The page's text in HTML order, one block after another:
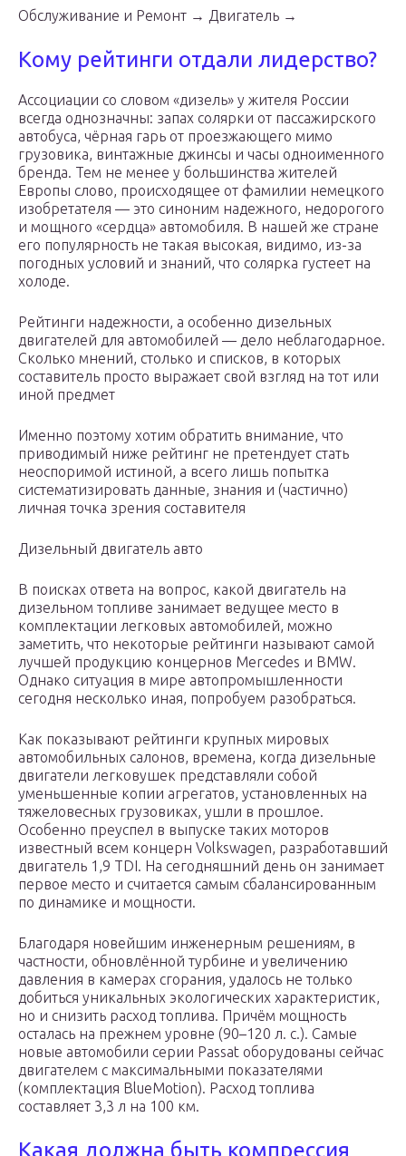
Обслуживание и Ремонт → Двигатель →
Кому рейтинги отдали лидерство?
Ассоциации со словом «дизель» у жителя России
всегда однозначны: запах солярки от пассажирского
автобуса, чёрная гарь от проезжающего мимо
грузовика, винтажные джинсы и часы одноименного
бренда. Тем не менее у большинства жителей
Европы слово, происходящее от фамилии немецкого
изобретателя — это синоним надежного, недорогого
и мощного «сердца» автомобиля. В нашей же стране
его популярность не такая высокая, видимо, из-за
погодных условий и знаний, что солярка густеет на
холоде.
Рейтинги надежности, а особенно дизельных
двигателей для автомобилей — дело неблагодарное.
Сколько мнений, столько и списков, в которых
составитель просто выражает свой взгляд на тот или
иной предмет
Именно поэтому хотим обратить внимание, что
приводимый ниже рейтинг не претендует стать
неоспоримой истиной, а всего лишь попытка
систематизировать данные, знания и (частично)
личная точка зрения составителя
Дизельный двигатель авто
В поисках ответа на вопрос, какой двигатель на
дизельном топливе занимает ведущее место в
комплектации легковых автомобилей, можно
заметить, что некоторые рейтинги называют самой
лучшей продукцию концернов Mercedes и BMW.
Однако ситуация в мире автопромышленности
сегодня несколько иная, попробуем разобраться.
Как показывают рейтинги крупных мировых
автомобильных салонов, времена, когда дизельные
двигатели легковушек представляли собой
уменьшенные копии агрегатов, установленных на
тяжеловесных грузовиках, ушли в прошлое.
Особенно преуспел в выпуске таких моторов
известный всем концерн Volkswagen, разработавший
двигатель 1,9 TDI. На сегодняшний день он занимает
первое место и считается самым сбалансированным
по динамике и мощности.
Благодаря новейшим инженерным решениям, в
частности, обновлённой турбине и увеличению
давления в камерах сгорания, удалось не только
добиться уникальных экологических характеристик,
но и снизить расход топлива. Причём мощность
осталась на прежнем уровне (90–120 л. с.). Самые
новые автомобили серии Passat оборудованы сейчас
двигателем с максимальными показателями
(комплектация BlueMotion). Расход топлива
составляет 3,3 л на 100 км.
Какая должна быть компрессия